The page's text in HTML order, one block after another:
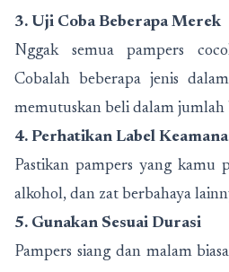
3. Uji Coba Beberapa Merek
Nggak semua pampers
Cobalah beberapa jenis
memutuskan beli dalam jumlah
4. Perhatikan Label
Pastikan pampers yang kamu
alkohol, dan zat berbahaya
5. Gunakan Sesuai Durasi
Pampers siang dan malam